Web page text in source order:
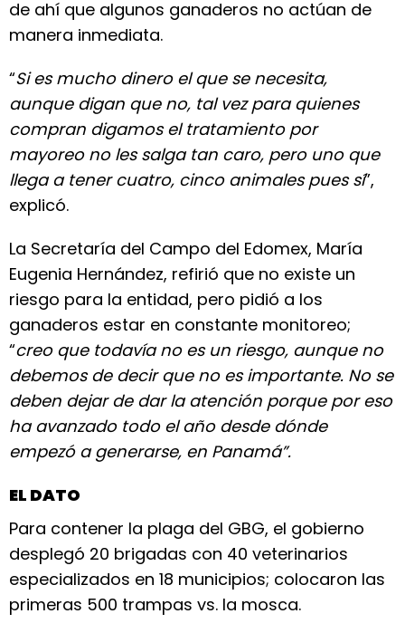
de ahí que algunos ganaderos no actúan de
manera inmediata.
“Si es mucho dinero el que se necesita,
aunque digan que no, tal vez para quienes
compran digamos el tratamiento por
mayoreo no les salga tan caro, pero uno que
llega a tener cuatro, cinco animales pues sí”,
explicó.
La Secretaría del Campo del Edomex, María
Eugenia Hernández, refirió que no existe un
riesgo para la entidad, pero pidió a los
ganaderos estar en constante monitoreo;
“creo que todavía no es un riesgo, aunque no
debemos de decir que no es importante. No se
deben dejar de dar la atención porque por eso
ha avanzado todo el año desde dónde
empezó a generarse, en Panamá”.
EL DATO
Para contener la plaga del GBG, el gobierno
desplegó 20 brigadas con 40 veterinarios
especializados en 18 municipios; colocaron las
primeras 500 trampas vs. la mosca.